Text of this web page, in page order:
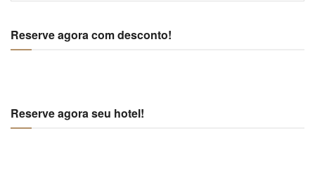
Reserve agora com desconto!
Reserve agora seu hotel!